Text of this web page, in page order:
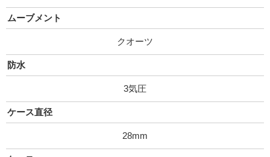
ムーブメント
クオーツ
防水
3気圧
ケース直径
28mm